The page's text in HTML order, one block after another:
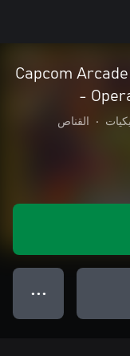
Capcom
• القناص
● ● ●